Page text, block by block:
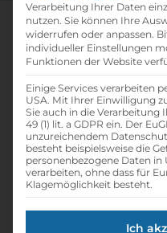
Mach, was
weiterbringt
Verarbeitung Ihrer Daten
nutzen. Sie können Ihre
widerrufen oder anpassen.
individueller Einstellungen
Funktionen der Website
Einige Services verarbeiten
USA. Mit Ihrer Einwilligung
Sie auch in die Verarbeitung
49 (1) lit. a GDPR ein. Der
unzureichendem
besteht beispielsweise die
personenbezogene Daten
verarbeiten, ohne dass für
Klagemöglichkeit besteht.
Ich